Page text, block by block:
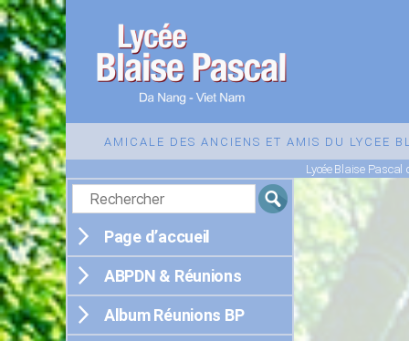
Blaise
de
Da
Nang
AMICALE DES ANCIENS ET AMIS DU LYCEE
Lycée Blaise Pascal
Page d’accueil
ABPDN & Réunions
Album Réunions BP